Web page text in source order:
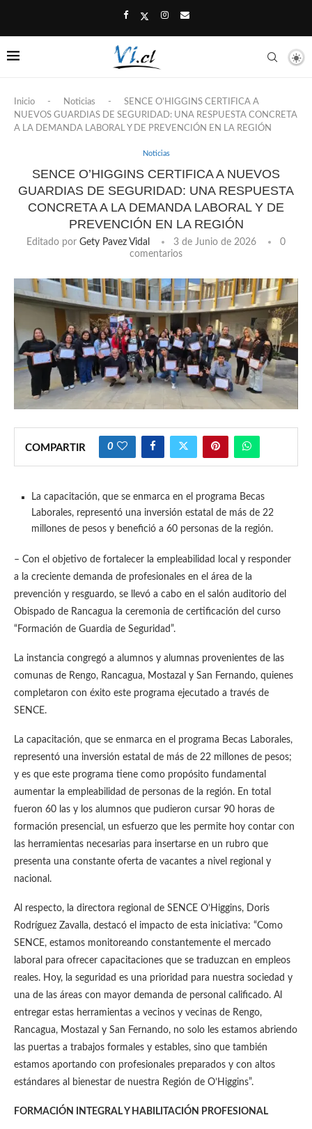
Inicio - Noticias -
SENCE O’HIGGINS CERTIFICA A
NUEVOS GUARDIAS DE SEGURIDAD: UNA RESPUESTA CONCRETA
A LA DEMANDA LABORAL Y DE PREVENCIÓN EN LA REGIÓN
Noticias
SENCE O’HIGGINS CERTIFICA A NUEVOS
GUARDIAS DE SEGURIDAD: UNA RESPUESTA
CONCRETA A LA DEMANDA LABORAL Y DE
PREVENCIÓN EN LA REGIÓN
Editado por Gety Pavez Vidal 3 de Junio de 2026
0
comentarios
COMPARTIR 0
La capacitación, que se enmarca en el programa Becas
Laborales, representó una inversión estatal de más de 22
millones de pesos y benefició a 60 personas de la región.
– Con el objetivo de fortalecer la empleabilidad local y responder
a la creciente demanda de profesionales en el área de la
prevención y resguardo, se llevó a cabo en el salón auditorio del
Obispado de Rancagua la ceremonia de certificación del curso
“Formación de Guardia de Seguridad”.
La instancia congregó a alumnos y alumnas provenientes de las
comunas de Rengo, Rancagua, Mostazal y San Fernando, quienes
completaron con éxito este programa ejecutado a través de
SENCE.
La capacitación, que se enmarca en el programa Becas Laborales,
representó una inversión estatal de más de 22 millones de pesos;
y es que este programa tiene como propósito fundamental
aumentar la empleabilidad de personas de la región. En total
fueron 60 las y los alumnos que pudieron cursar 90 horas de
formación presencial, un esfuerzo que les permite hoy contar con
las herramientas necesarias para insertarse en un rubro que
presenta una constante oferta de vacantes a nivel regional y
nacional.
Al respecto, la directora regional de SENCE O’Higgins, Doris
Rodríguez Zavalla, destacó el impacto de esta iniciativa: “Como
SENCE, estamos monitoreando constantemente el mercado
laboral para ofrecer capacitaciones que se traduzcan en empleos
reales. Hoy, la seguridad es una prioridad para nuestra sociedad y
una de las áreas con mayor demanda de personal calificado. Al
entregar estas herramientas a vecinos y vecinas de Rengo,
Rancagua, Mostazal y San Fernando, no solo les estamos abriendo
las puertas a trabajos formales y estables, sino que también
estamos aportando con profesionales preparados y con altos
estándares al bienestar de nuestra Región de O’Higgins”.
FORMACIÓN INTEGRAL Y HABILITACIÓN PROFESIONAL